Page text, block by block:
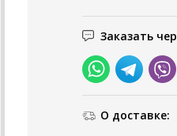
Заказать
О доставке: